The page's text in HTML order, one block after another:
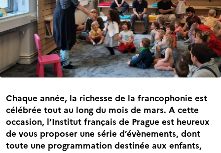
Chaque année, la richesse de la francophonie est
célébrée tout au long du mois de mars. A cette
occasion, l’Institut français de Prague est heureux
de vous proposer une série d’évènements, dont
toute une programmation destinée aux enfants,